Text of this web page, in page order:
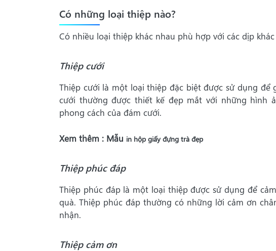
Có những loại thiệp nào?
Có nhiều loại thiệp khác nhau phù hợp với các dịp
Thiệp cưới
Thiệp cưới là một loại thiệp đặc biệt được sử dụng
cưới thường được thiết kế đẹp mắt với những hình
phong cách của đám cưới.
Xem thêm : Mẫu in hộp giấy đựng trà đẹp
Thiệp phúc đáp
Thiệp phúc đáp là một loại thiệp được sử dụng để
quà. Thiệp phúc đáp thường có những lời cảm ơn
nhận.
Thiệp cảm ơn